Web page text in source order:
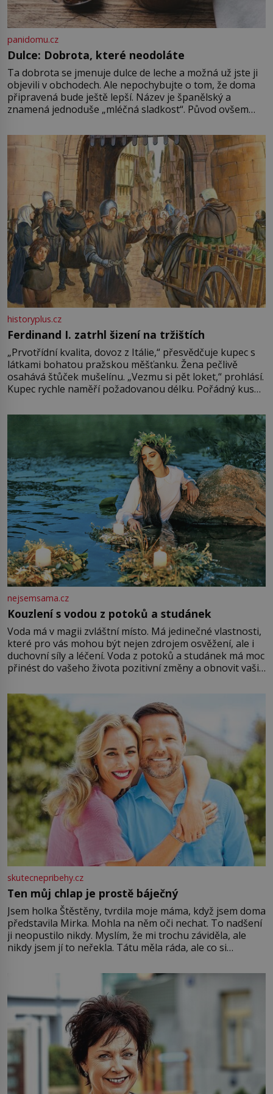
panidomu.cz
Dulce: Dobrota, které neodoláte
Ta dobrota se jmenuje dulce de leche a možná už jste ji
objevili v obchodech. Ale nepochybujte o tom, že doma
připravená bude ještě lepší. Název je španělský a
znamená jednoduše „mléčná sladkost“. Původ ovšem
pře hned několik latinskoamerických zemí a k tomu
Francie, kde se traduje,
historyplus.cz
Ferdinand I. zatrhl šizení na tržištích
„Prvotřídní kvalita, dovoz z Itálie,“ přesvědčuje kupec s
látkami bohatou pražskou měšťanku. Žena pečlivě
osahává štůček mušelínu. „Vezmu si pět loket,“ prohlásí.
Kupec rychle naměří požadovanou délku. Pořádný kus
milostpaní. Stačí jenom na sukni,“ zhodnotí švadlena
množství růžového mušelínu. „Ošidili vás, podívejte.“
Vezme do ruky dřevěnou
nejsemsama.cz
Kouzlení s vodou z potoků a studánek
Voda má v magii zvláštní místo. Má jedinečné vlastnosti,
které pro vás mohou být nejen zdrojem osvěžení, ale i
duchovní síly a léčení. Voda z potoků a studánek má moc
přinést do vašeho života pozitivní změny a obnovit vaši
můžete obohatit své rituály a přinést do svého života
větší harmonii a klid. Je důležité
skutecnepribehy.cz
Ten můj chlap je prostě báječný
Jsem holka Štěstěny, tvrdila moje máma, když jsem doma
představila Mirka. Mohla na něm oči nechat. To nadšení
ji neopustilo nikdy. Myslím, že mi trochu záviděla, ale
nikdy jsem jí to neřekla. Tátu měla ráda, ale co si
Jsme spolu moc rádi Tehdy byla jiná doba, když